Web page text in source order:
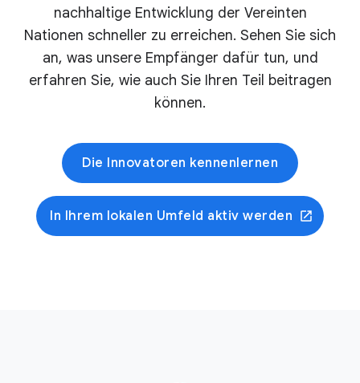
nachhaltige Entwicklung der Vereinten
Nationen schneller zu erreichen. Sehen Sie sich
an, was unsere Empfänger dafür tun, und
erfahren Sie, wie auch Sie Ihren Teil beitragen
können.
Die Innovatoren kennenlernen
In Ihrem lokalen Umfeld aktiv werden